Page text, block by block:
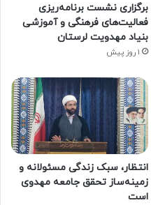
برگزاری نشست برنامه‌ریزی
فعالیت‌های فرهنگی و آموزشی
بنیاد مهدویت لرستان
1 روز پیش
انتظار، سبک زندگی مسئولانه و
زمینه‌ساز تحقق جامعه مهدوی
است